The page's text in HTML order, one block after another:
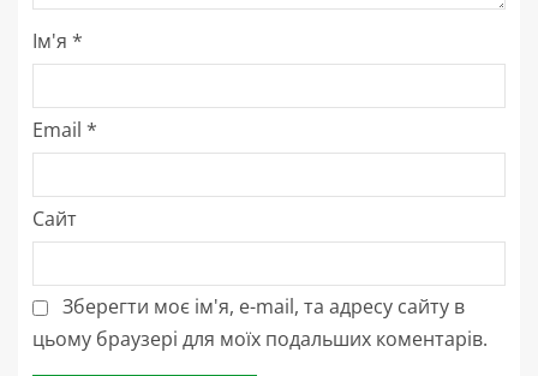
Ім'я *
Email *
Сайт
Зберегти моє ім'я, e-mail, та адресу сайту в
цьому браузері для моїх подальших коментарів.